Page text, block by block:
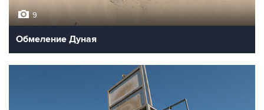
9
Обмеление Дуная